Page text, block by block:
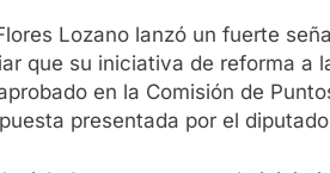
Lozano lanzó un fuerte
que su iniciativa de reforma a
en la Comisión de
presentada por el